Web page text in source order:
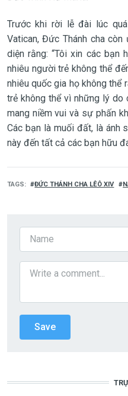
Trước khi rời lễ đài lúc
Vatican, Đức Thánh cha
diện rằng: “Tôi xin các bạn
nhiêu người trẻ không thể
nhiêu quốc gia họ không thể
trẻ không thể vì những lý do
mang niềm vui và sự phấn
Các bạn là muối đất, là ánh
này đến tất cả các bạn hữu
TAGS ĐỨC THÁNH CHA LÊÔ XIV